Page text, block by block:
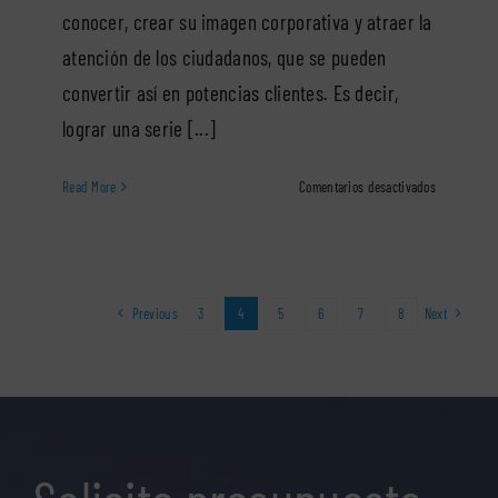
conocer, crear su imagen corporativa y atraer la
atención de los ciudadanos, que se pueden
convertir así en potencias clientes. Es decir,
lograr una serie [...]
Read More Comentarios desactivados
luminosos
Previous 3 4 5 6 7 8 Next